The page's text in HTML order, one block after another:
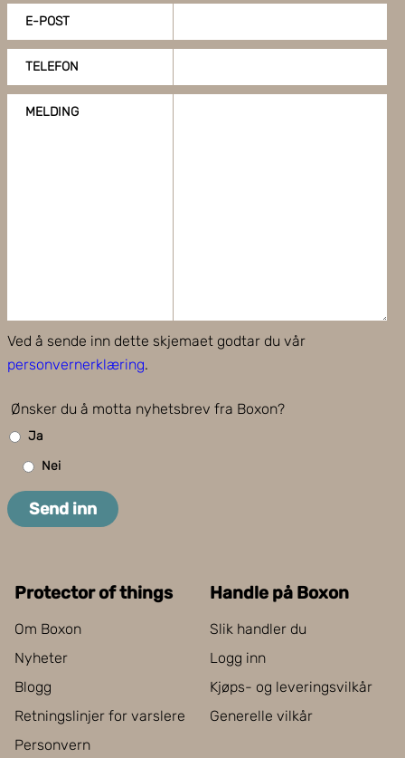
E-POST
TELEFON
MELDING
Ved å sende inn dette skjemaet godtar du vår
personvernerklæring.
Ønsker du å motta nyhetsbrev fra Boxon?
Ja
Nei
Send inn
Protector of things
Om Boxon
Nyheter
Blogg
Retningslinjer for varslere
Personvern
Handle på Boxon
Slik handler du
Logg inn
Kjøps- og leveringsvilkår
Generelle vilkår